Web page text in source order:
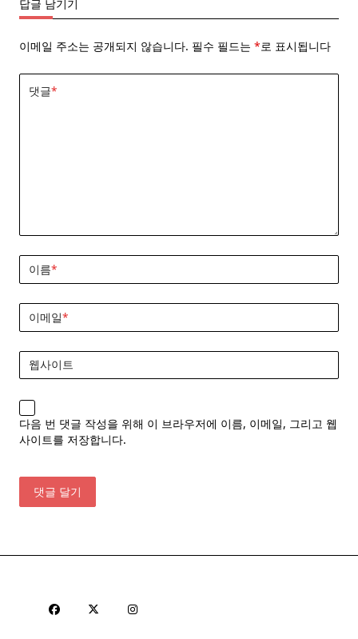
답글 남기기
이메일 주소는 공개되지 않습니다. 필수 필드는 *로 표시됩니다
댓글*
이름*
이메일*
웹사이트
다음 번 댓글 작성을 위해 이 브라우저에 이름, 이메일, 그리고 웹
사이트를 저장합니다.